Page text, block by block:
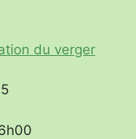
du verger